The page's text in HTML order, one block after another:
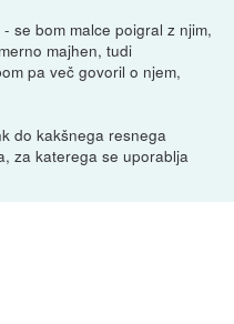
se bom malce poigral z njim,
majhen, tudi
pa več govoril o njem,
do kakšnega resnega
za katerega se uporablja